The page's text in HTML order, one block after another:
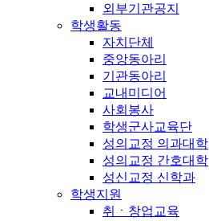
외부기관공지
학생활동
자치단체
중앙동아리
기관동아리
교내미디어
사회봉사
학생군사교육단
성의교정 의과대학
성의교정 간호대학
성신교정 신학과
학생지원
취ㆍ창업교육